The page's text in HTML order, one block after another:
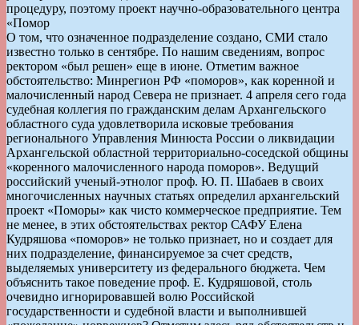
процедуру, поэтому проект научно-образовательного центра
«Помор
О том, что означенное подразделение создано, СМИ стало
известно только в сентябре. По нашим сведениям, вопрос
ректором «был решен» еще в июне. Отметим важное
обстоятельство: Минрегион РФ «поморов», как коренной и
малочисленный народ Севера не признает. 4 апреля сего года
судебная коллегия по гражданским делам Архангельского
областного суда удовлетворила исковые требования
регионального Управления Минюста России о ликвидации
Архангельской областной территориально-соседской общины
«коренного малочисленного народа поморов». Ведущий
российский ученый-этнолог проф. Ю. П. Шабаев в своих
многочисленных научных статьях определил архангельский
проект «Поморы» как чисто коммерческое предприятие. Тем
не менее, в этих обстоятельствах ректор САФУ Елена
Кудряшова «поморов» не только признает, но и создает для
них подразделение, финансируемое за счет средств,
выделяемых университету из федерального бюджета. Чем
объяснить такое поведение проф. Е. Кудряшовой, столь
очевидно игнорировавшей волю Российской
государственности и судебной власти и выполнившей